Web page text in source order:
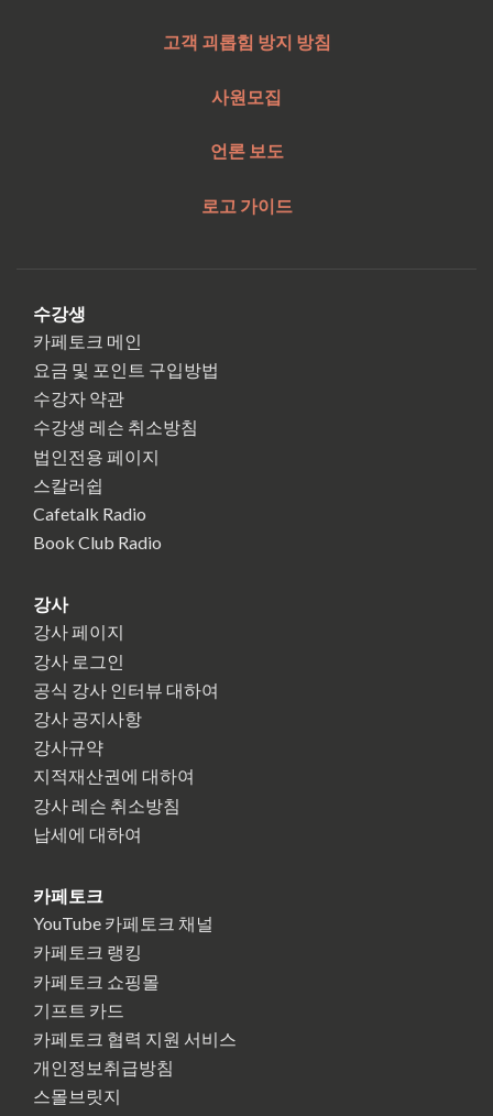
고객 괴롭힘 방지 방침
사원모집
언론 보도
로고 가이드
수강생
카페토크 메인
요금 및 포인트 구입방법
수강자 약관
수강생 레슨 취소방침
법인전용 페이지
스칼러쉽
Cafetalk Radio
Book Club Radio
강사
강사 페이지
강사 로그인
공식 강사 인터뷰 대하여
강사 공지사항
강사규약
지적재산권에 대하여
강사 레슨 취소방침
납세에 대하여
카페토크
YouTube 카페토크 채널
카페토크 랭킹
카페토크 쇼핑몰
기프트 카드
카페토크 협력 지원 서비스
개인정보취급방침
스몰브릿지